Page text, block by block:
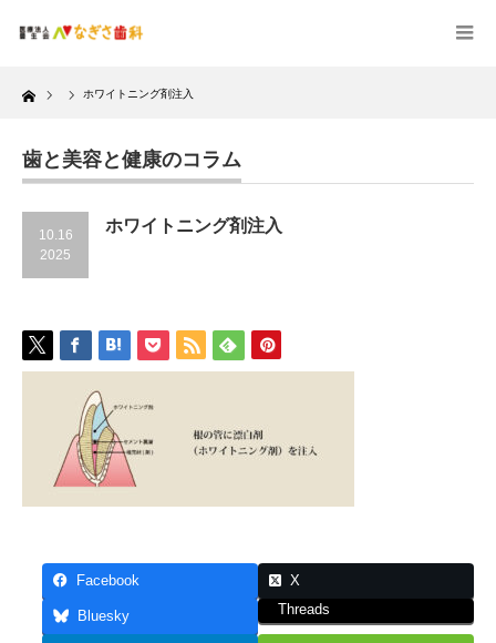
Home ホワイトニング剤注入
歯と美容と健康のコラム
10.16
2025
ホワイトニング剤注入
Facebook X
Bluesky Threads